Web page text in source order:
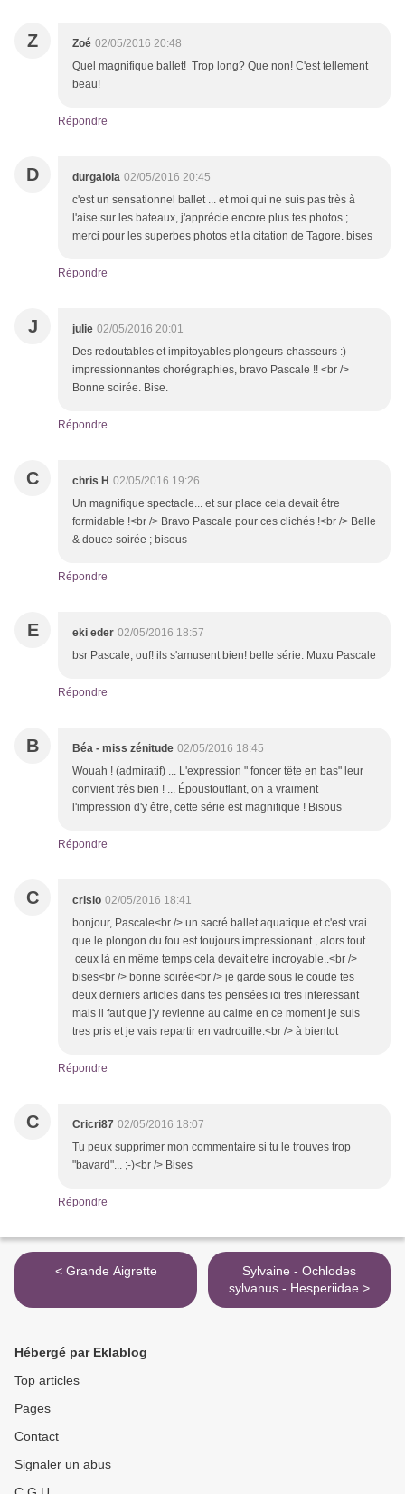
Z Zoé 02/05/2016 20:48
Quel magnifique ballet! Trop long? Que non! C'est tellement
beau!
Répondre
D durgalola 02/05/2016 20:45
c'est un sensationnel ballet ... et moi qui ne suis pas très à
l'aise sur les bateaux, j'apprécie encore plus tes photos ;
merci pour les superbes photos et la citation de Tagore. bises
Répondre
J julie 02/05/2016 20:01
Des redoutables et impitoyables plongeurs-chasseurs :)
impressionnantes chorégraphies, bravo Pascale !! <br />
Bonne soirée. Bise.
Répondre
C chris H 02/05/2016 19:26
Un magnifique spectacle... et sur place cela devait être
formidable !<br /> Bravo Pascale pour ces clichés !<br /> Belle
& douce soirée ; bisous
Répondre
E eki eder 02/05/2016 18:57
bsr Pascale, ouf! ils s'amusent bien! belle série. Muxu Pascale
Répondre
B Béa - miss zénitude 02/05/2016 18:45
Wouah ! (admiratif) ... L'expression " foncer tête en bas" leur
convient très bien ! ... Époustouflant, on a vraiment
l'impression d'y être, cette série est magnifique ! Bisous
Répondre
C crislo 02/05/2016 18:41
bonjour, Pascale<br /> un sacré ballet aquatique et c'est vrai
que le plongon du fou est toujours impressionant , alors tout
ceux là en même temps cela devait etre incroyable..<br />
bises<br /> bonne soirée<br /> je garde sous le coude tes
deux derniers articles dans tes pensées ici tres interessant
mais il faut que j'y revienne au calme en ce moment je suis
tres pris et je vais repartir en vadrouille.<br /> à bientot
Répondre
C Cricri87 02/05/2016 18:07
Tu peux supprimer mon commentaire si tu le trouves trop
"bavard"... ;-)<br /> Bises
Répondre
< Grande Aigrette
Sylvaine - Ochlodes
sylvanus - Hesperiidae >
Hébergé par Eklablog
Top articles
Pages
Contact
Signaler un abus